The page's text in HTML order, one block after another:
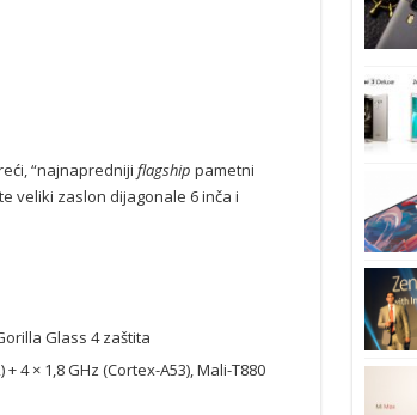
“najnapredniji flagship pametni
veliki zaslon dijagonale 6 inča i
Glass 4 zaštita
4 × 1,8 GHz (Cortex-A53), Mali-T880